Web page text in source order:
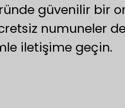
güvenilir bir
numuneler
iletişime geçin.